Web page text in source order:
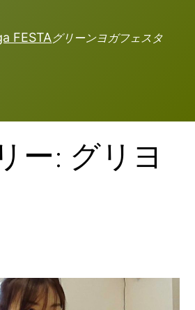
FESTAグリーンヨガフェスタ
ー: グリヨ